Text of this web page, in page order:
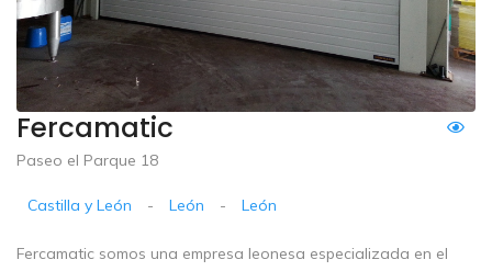
Fercamatic
Paseo el Parque 18
Castilla y León - León - León
Fercamatic somos una empresa leonesa especializada en el